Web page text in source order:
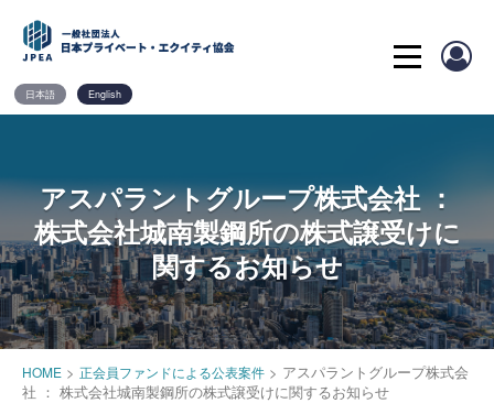
content
日本語 English
アスパラントグループ株式会社 ：
株式会社城南製鋼所の株式譲受けに
関するお知らせ
HOME > 正会員ファンドによる公表案件 > アスパラントグループ株式会
社 ： 株式会社城南製鋼所の株式譲受けに関するお知らせ